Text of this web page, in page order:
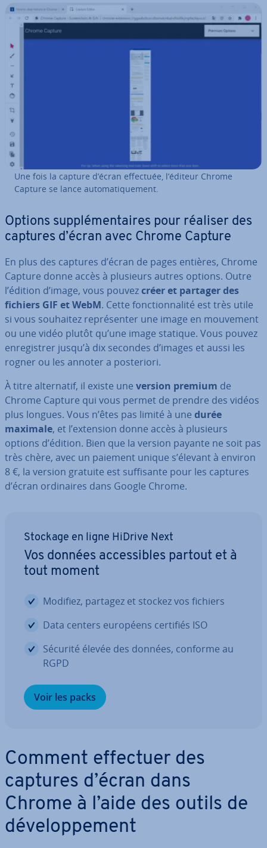
Une fois la capture d’écran effectuée, l’éditeur Chrome
Capture se lance au­to­ma­ti­que­ment.
Options sup­plé­men­taires pour réaliser des
captures d’écran avec Chrome Capture
En plus des captures d’écran de pages entières, Chrome
Capture donne accès à plusieurs autres options. Outre
l’édition d’image, vous pouvezcréer et partager des
fichiers GIF et WebM. Cette fonc­tion­na­lité est très utile
si vous souhaitez re­pré­sen­ter une image en mouvement
ou une vidéo plutôt qu’une image statique. Vous pouvez
en­re­gis­trer jusqu’à dix secondes d’images et aussi les
rogner ou les annoter a pos­te­riori.
À titre al­ter­na­tif, il existe une version premium de
Chrome Capture qui vous permet de prendre des vidéos
plus longues. Vous n’êtes pas limité à une durée
maximale, et l’extension donne accès à plusieurs
options d’édition. Bien que la version payante ne soit pas
très chère, avec un paiement unique s’élevant à environ
8 €, la version gratuite est suf­fi­sante pour les captures
d’écran or­di­naires dans Google Chrome.
Stockage en ligne HiDrive Next
Vos données ac­ces­sibles partout et à
tout moment
Modifiez, partagez et stockez vos fichiers
Data centers européens certifiés ISO
Sécurité élevée des données, conforme au
RGPD
Voir les packs
Comment effectuer des
captures d’écran dans
Chrome à l’aide des outils de
dé­ve­lop­pe­ment